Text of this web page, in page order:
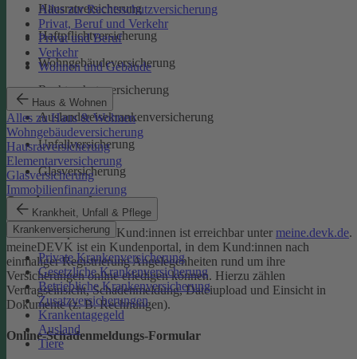
Alles zur Rechtsschutzversicherung
Privat, Beruf und Verkehr
Privat und Beruf
Verkehr
Wohnen und Gebäude
Haus & Wohnen
Alles zu Haus & Wohnen
Wohngebäudeversicherung
Hausratversicherung
Elementarversicherung
Glasversicherung
Immobilienfinanzierung
Krankheit, Unfall & Pflege
Krankenversicherung
Private Krankenversicherung
Gesetzliche Krankenversicherung
Betriebliche Krankenversicherung
Zusatzversicherungen
Krankentagegeld
Ausland
Tiere
Hausratversicherung
Haftpflichtversicherung
Wohngebäudeversicherung
Rechtsschutzversicherung
Auslandsreisekrankenversicherung
Unfallversicherung
Glasversicherung
Serviceportal
Das Serviceportal für Kund:innen ist erreichbar unter meine.devk.de.
meineDEVK ist ein Kundenportal, in dem Kund:innen nach
einmaliger Registrierung Angelegenheiten rund um ihre
Versicherungen online erledigen können. Hierzu zählen
Vertragseinsicht, Schadenmeldung, Dateiupload und Einsicht in
Dokumente (z. B. Rechnungen).
Online-Schadenmeldungs-Formular